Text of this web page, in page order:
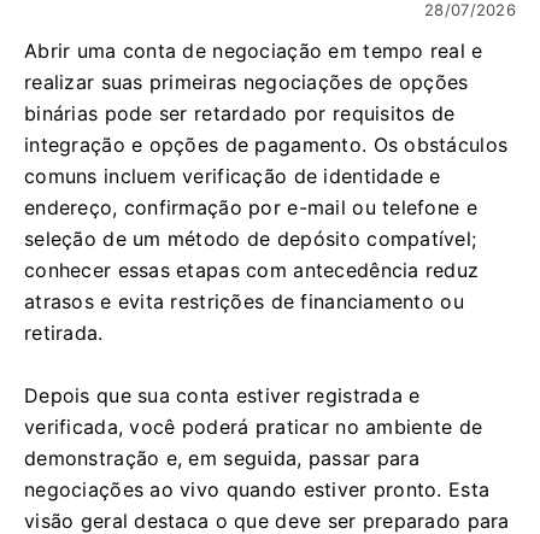
28/07/2026
Abrir uma conta de negociação em tempo real e
realizar suas primeiras negociações de opções
binárias pode ser retardado por requisitos de
integração e opções de pagamento. Os obstáculos
comuns incluem verificação de identidade e
endereço, confirmação por e-mail ou telefone e
seleção de um método de depósito compatível;
conhecer essas etapas com antecedência reduz
atrasos e evita restrições de financiamento ou
retirada.
Depois que sua conta estiver registrada e
verificada, você poderá praticar no ambiente de
demonstração e, em seguida, passar para
negociações ao vivo quando estiver pronto. Esta
visão geral destaca o que deve ser preparado para